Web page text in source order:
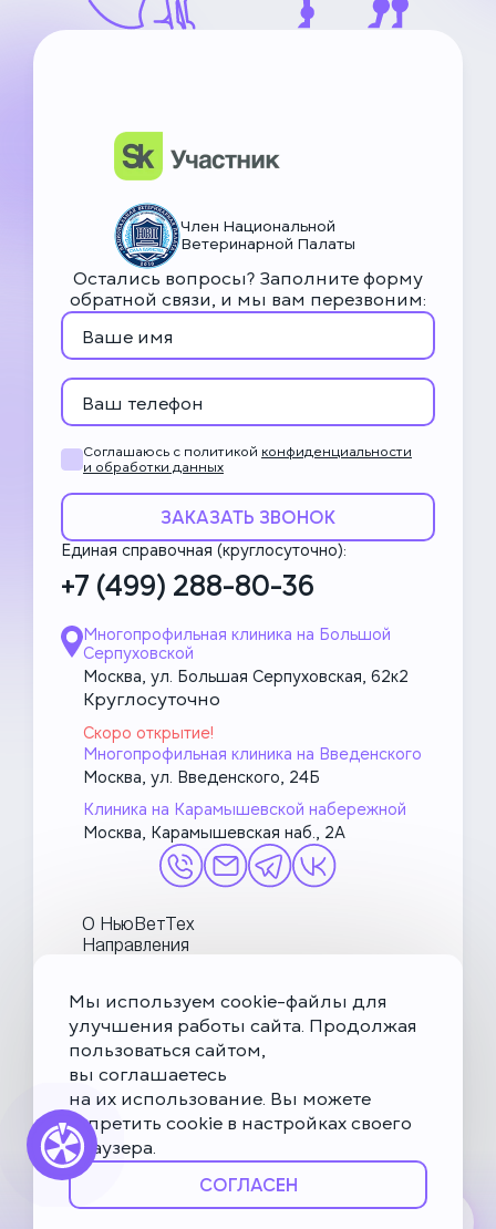
Член Национальной
Ветеринарной Палаты
Остались вопросы? Заполните форму
обратной связи, и мы вам перезвоним:
Соглашаюсь с политикой конфиденциальности
и обработки данных
ЗАКАЗАТЬ ЗВОНОК
Единая справочная (круглосуточно):
+7 (499) 288-80-36
Многопрофильная клиника на Большой
Серпуховской
Москва, ул. Большая Серпуховская, 62к2
Круглосуточно
Скоро открытие!
Многопрофильная клиника на Введенского
Москва, ул. Введенского, 24Б
Клиника на Карамышевской набережной
Москва, Карамышевская наб., 2А
О НьюВетТех
Направления
Акции и блог
МетаПетс
Политика конфиденциальности и обработки данных
Правила посещения ветеринарной клиники
Публичная оферта
Мы используем cookie-файлы для
улучшения работы сайта. Продолжая
пользоваться сайтом,
вы соглашаетесь
на их использование. Вы можете
запретить cookie в настройках своего
браузера.
СОГЛАСЕН